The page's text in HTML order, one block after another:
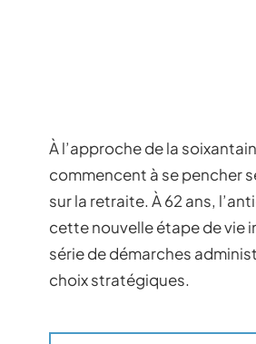
À l’approche de la
commencent à se pencher
sur la retraite. À 62 ans,
cette nouvelle étape de vie
série de démarches
choix stratégiques.